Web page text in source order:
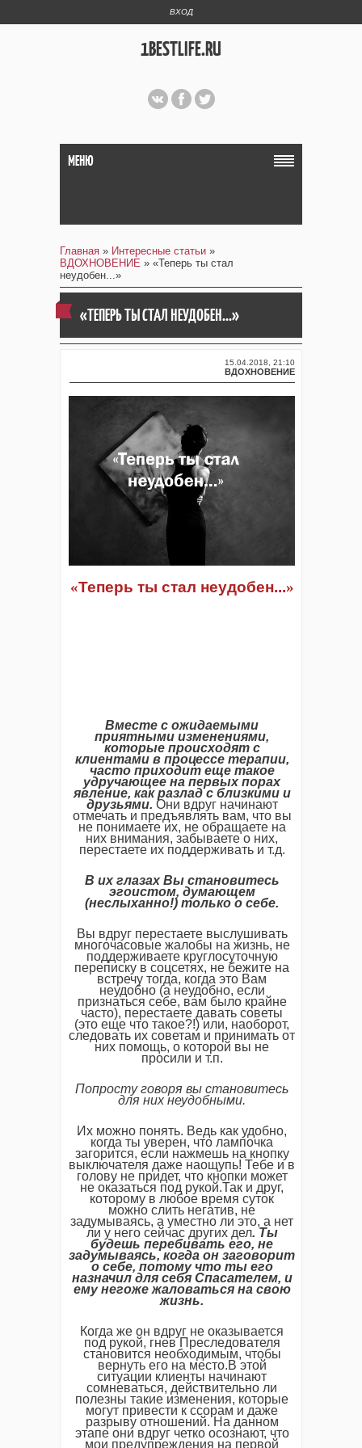
ВХОД
1BESTLIFE.RU
МЕНЮ
Главная » Интересные статьи »
ВДОХНОВЕНИЕ » «Теперь ты стал
неудобен...»
«ТЕПЕРЬ ТЫ СТАЛ НЕУДОБЕН...»
15.04.2018, 21:10
ВДОХНОВЕНИЕ
«Теперь ты стал неудобен...»
Вместе с ожидаемыми
приятными изменениями,
которые происходят с
клиентами в процессе терапии,
часто приходит еще такое
удручающее на первых порах
явление, как разлад с близкими и
друзьями. Они вдруг начинают
отмечать и предъявлять вам, что вы
не понимаете их, не обращаете на
них внимания, забываете о них,
перестаете их поддерживать и т.д.
В их глазах Вы становитесь
эгоистом, думающем
(неслыханно!) только о себе.
Вы вдруг перестаете выслушивать
многочасовые жалобы на жизнь, не
поддерживаете круглосуточную
переписку в соцсетях, не бежите на
встречу тогда, когда это Вам
неудобно (а неудобно, если
признаться себе, вам было крайне
часто), перестаете давать советы
(это еще что такое?!) или, наоборот,
следовать их советам и принимать от
них помощь, о которой вы не
просили и т.п.
Попросту говоря вы становитесь
для них неудобными.
Их можно понять. Ведь как удобно,
когда ты уверен, что лампочка
загорится, если нажмешь на кнопку
выключателя даже наощупь! Тебе и в
голову не придет, что кнопки может
не оказаться под рукой.Так и друг,
которому в любое время суток
можно слить негатив, не
задумываясь, а уместно ли это, а нет
ли у него сейчас других дел. Ты
будешь перебивать его, не
задумываясь, когда он заговорит
о себе, потому что ты его
назначил для себя Спасателем, и
ему негоже жаловаться на свою
жизнь.
Когда же он вдруг не оказывается
под рукой, гнев Преследователя
становится необходимым, чтобы
вернуть его на место.В этой
ситуации клиенты начинают
сомневаться, действительно ли
полезны такие изменения, которые
могут привести к ссорам и даже
разрыву отношений. На данном
этапе они вдруг четко осознают, что
мои предупреждения на первой